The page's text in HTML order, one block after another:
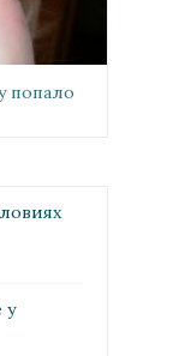
попало
у